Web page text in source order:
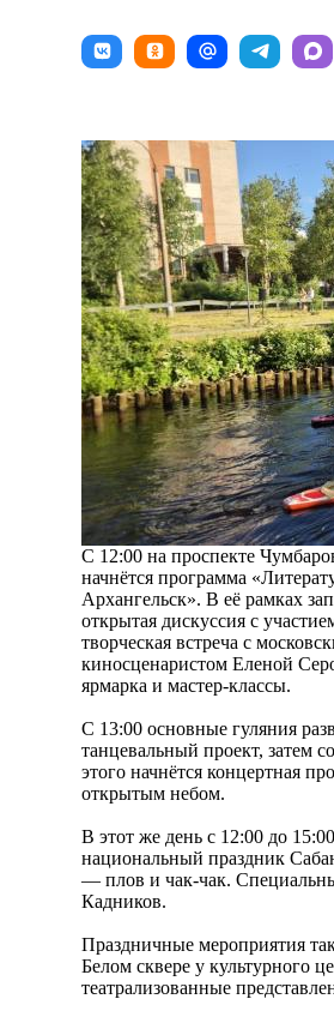
С 12:00 на проспекте
начнётся программа
Архангельск». В её рамках
открытая дискуссия с
творческая встреча с
киносценаристом Еленой
ярмарка и мастер-классы.
С 13:00 основные гуляния
танцевальный проект, затем
этого начнётся концертная
открытым небом.
В этот же день с 12:00 до
национальный праздник
— плов и чак-чак.
Кадников.
Праздничные мероприятия
Белом сквере у культурного
театрализованные